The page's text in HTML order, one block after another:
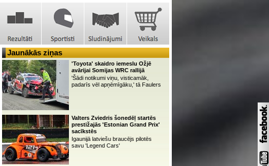
Jaunākās ziņas
'Toyota' skaidro iemeslu Ožjē
avārijai Somijas WRC rallijā
'Šādi notikumi viņu, visticamāk,
padarīs vēl apņēmīgāku,' tā Faulers
Valters Zviedris šonedēļ startēs
prestižajās 'Estonian Grand Prix'
sacīkstēs
Igaunijā latviešu braucējs pilotēs
savu 'Legend Cars'